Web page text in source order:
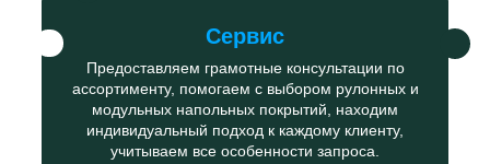
Сервис
Предоставляем грамотные консультации по
ассортименту, помогаем с выбором рулонных и
модульных напольных покрытий, находим
индивидуальный подход к каждому клиенту,
учитываем все особенности запроса.